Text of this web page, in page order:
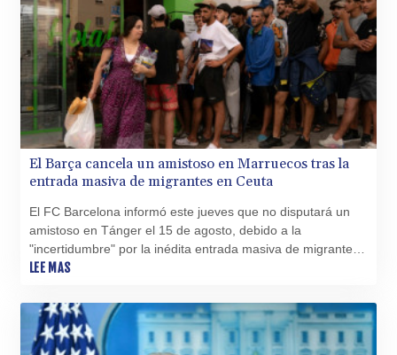
El Barça cancela un amistoso en Marruecos tras la
entrada masiva de migrantes en Ceuta
El FC Barcelona informó este jueves que no disputará un
amistoso en Tánger el 15 de agosto, debido a la
"incertidumbre" por la inédita entrada masiva de migrantes
desde Marruecos al enclave español de Ceuta hace una
LEE MAS